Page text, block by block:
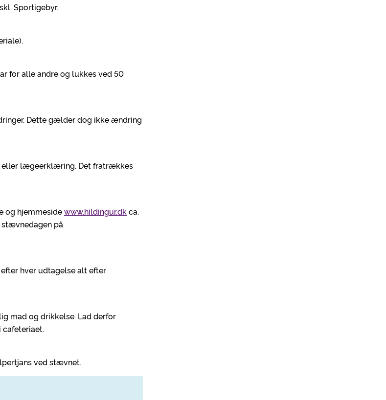
Sportigebyr.
for alle andre og lukkes ved 50
Dette gælder dog ikke ændring
eller lægeerklæring. Det fratrækkes
og hjemmesidewww.hildingur.dk ca.
på
hver udtagelse alt efter
mad og drikkelse. Lad derfor
ved stævnet.